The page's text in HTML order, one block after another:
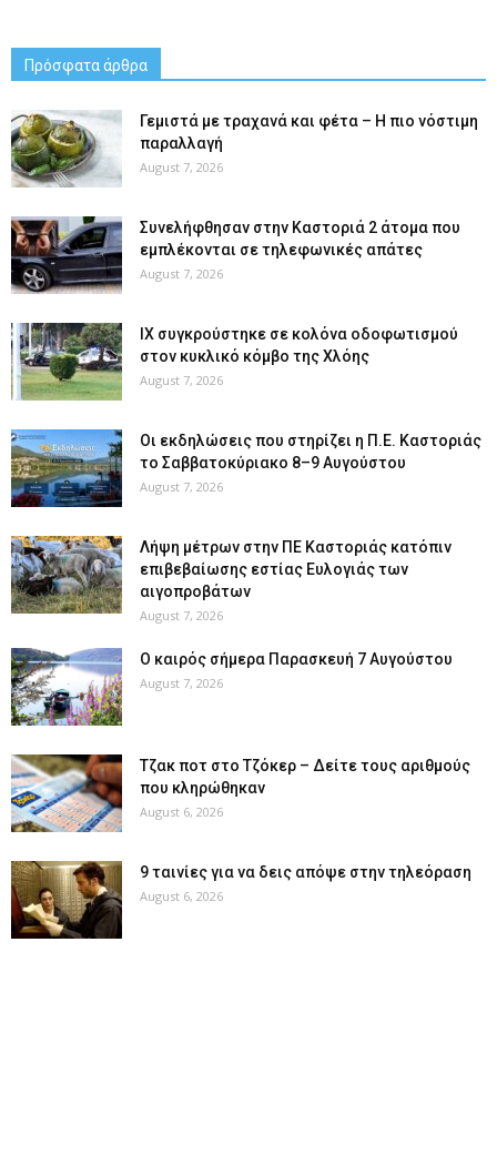
Πρόσφατα άρθρα
Γεμιστά με τραχανά και φέτα – Η πιο νόστιμη
παραλλαγή
August 7, 2026
Συνελήφθησαν στην Καστοριά 2 άτομα που
εμπλέκονται σε τηλεφωνικές απάτες
August 7, 2026
ΙΧ συγκρούστηκε σε κολόνα οδοφωτισμού
στον κυκλικό κόμβο της Χλόης
August 7, 2026
Οι εκδηλώσεις που στηρίζει η Π.Ε. Καστοριάς
το Σαββατοκύριακο 8–9 Αυγούστου
August 7, 2026
Λήψη μέτρων στην ΠΕ Καστοριάς κατόπιν
επιβεβαίωσης εστίας Ευλογιάς των
αιγοπροβάτων
August 7, 2026
Ο καιρός σήμερα Παρασκευή 7 Αυγούστου
August 7, 2026
Tζακ ποτ στο Τζόκερ – Δείτε τους αριθμούς
που κληρώθηκαν
August 6, 2026
9 ταινίες για να δεις απόψε στην τηλεόραση
August 6, 2026